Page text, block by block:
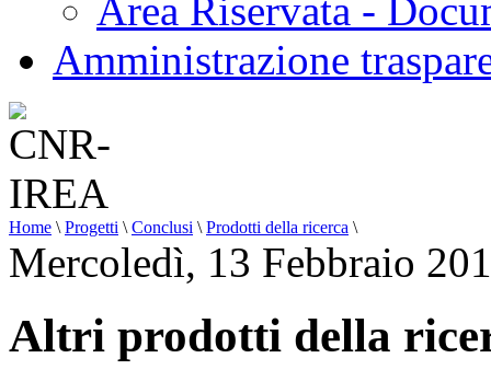
Area Riservata -
Amministrazione
Home \ Progetti \ Conclusi \ Prodotti della ricerca \
Mercoledì, 13 Febbraio
Altri prodotti della